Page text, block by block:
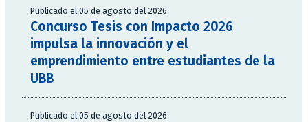
Publicado el 05 de agosto del 2026
Concurso Tesis con Impacto 2026
impulsa la innovación y el
emprendimiento entre estudiantes de la
UBB
Publicado el 05 de agosto del 2026